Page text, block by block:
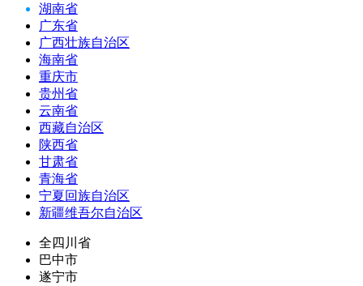
湖南省
广东省
广西壮族自治区
海南省
重庆市
贵州省
云南省
西藏自治区
陕西省
甘肃省
青海省
宁夏回族自治区
新疆维吾尔自治区
全四川省
巴中市
遂宁市